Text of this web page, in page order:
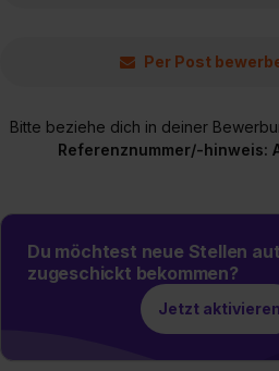
Per Post
Bitte beziehe dich in deiner
Referenznummer/-hinweis:
Du möchtest neue Stellen
zugeschickt bekommen?
Jetzt aktivieren